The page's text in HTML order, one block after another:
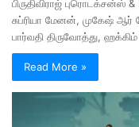
பிருதிவிராஜ் புரொடக்சன்ஸ்
சுப்ரியா மேனன், முகேஷ் ஆர்
பார்வதி திருவோத்து,
Read More »